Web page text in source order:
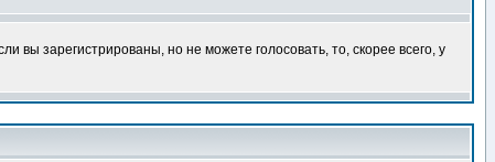
вы зарегистрированы, но не можете голосовать, то, скорее всего, у